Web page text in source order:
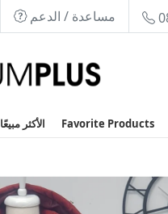
مساعدة / الدعم
الأكثر مبيعًا Favorite Products